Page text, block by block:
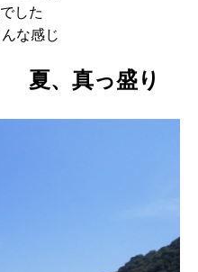
した
な感じ
夏、真っ盛り